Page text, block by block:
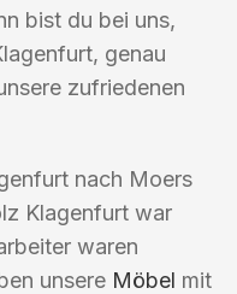
bist du bei uns,
genau
zufriedenen
nach Moers
Klagenfurt war
waren
unsere Möbel mit